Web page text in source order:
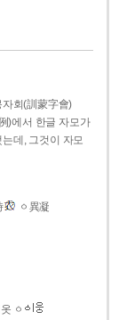
자회(訓蒙字會)
)에서 한글 자모가
데, 그것이 자모
ㆁ異凝
ㆁ